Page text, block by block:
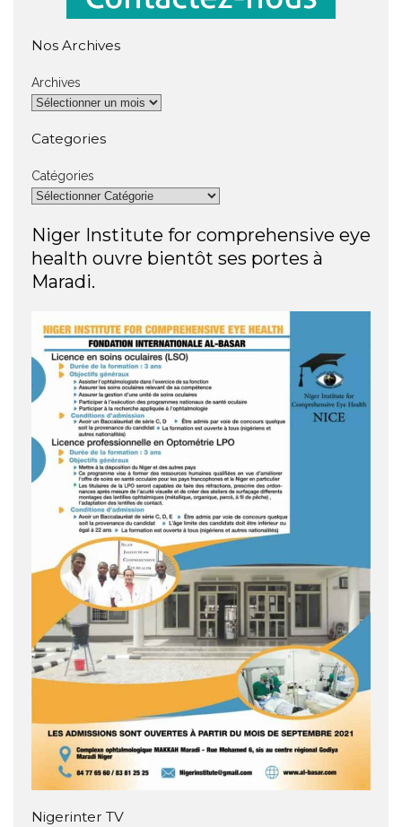
Nos Archives
Archives
Categories
Catégories
Niger Institute for comprehensive eye
health ouvre bientôt ses portes à
Maradi.
Nigerinter TV